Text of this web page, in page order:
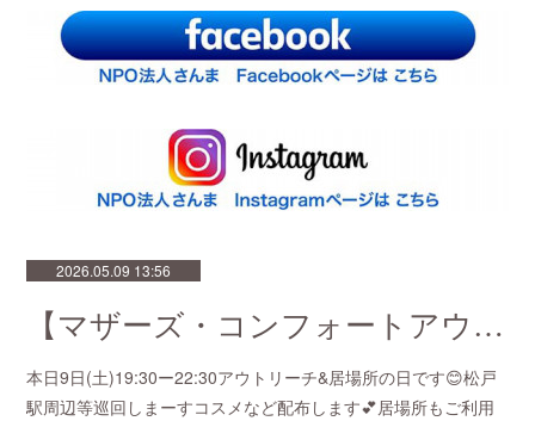
2026.05.09 13:56
【マザーズ・コンフォートアウトリーチ💕in松戸】
本日9日(土)19:30ー22:30アウトリーチ&居場所の日です😊松戸
駅周辺等巡回しまーすコスメなど配布します💕居場所もご利用